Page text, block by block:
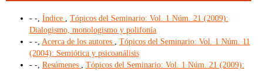
- -, Índice
Tópicos del Seminario: Vol. 1 Núm. 21 (2009):
Dialogismo, monologismo y polifonía
- -, Acerca de los autores
Tópicos del Seminario: Vol. 1 Núm. 11
(2004): Semiótica y psicoanálisis
- -, Resúmenes
Tópicos del Seminario: Vol. 1 Núm. 21 (2009):